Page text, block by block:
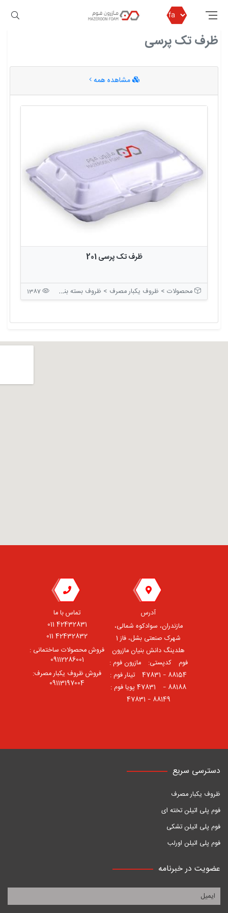
مازرون فوم ظرف تک پرسی
ظرف تک پرسی
مشاهده همه
ظرف تک پرسی 201
محصولات > ظروف یکبار مصرف > ظروف بسته بندی درب دار
آدرس
مازندران، سوادکوه شمالی،
شهرک صنعتی بشل، فاز 1
هلدینگ دانش بنیان مازرون
فوم ⠀کدپستی: ⠀مازرون فوم :
88154 – 47831 ⠀تینار فوم :
88188 – 47831⠀ پویا فوم :
88149 – 47831
تماس با ما
42432831 011
42432832 011
فروش محصولات ساختمانی :
09112286001
فروش ظروف یکبار مصرف:
09113197004
دسترسی سریع
ظروف یکبار مصرف
فوم پلی اتیلن تخته ای
فوم پلی اتیلن تشکی
فوم پلی اتیلن اورلب
عضویت در خبرنامه